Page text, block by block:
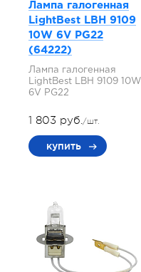
Лампа галогенная
LightBest LBH 9109
10W 6V PG22
(64222)
Лампа галогенная
LightBest LBH 9109 10W
6V PG22
1 803 руб./шт.
купить